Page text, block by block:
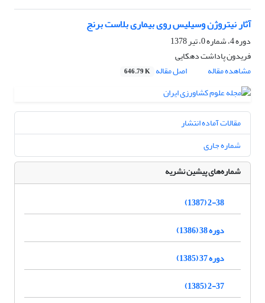
آثار نیتروژن وسیلیس روی بیماری بلاست برنج
دوره 4، شماره 0، تیر 1378
فریدون پاداشت دهکایی
مشاهده مقاله
اصل مقاله 646.79 K
مقالات آماده انتشار
شماره جاری
شماره‌های پیشین نشریه
2-38 (1387)
دوره 38 (1386)
دوره 37 (1385)
2-37 (1385)